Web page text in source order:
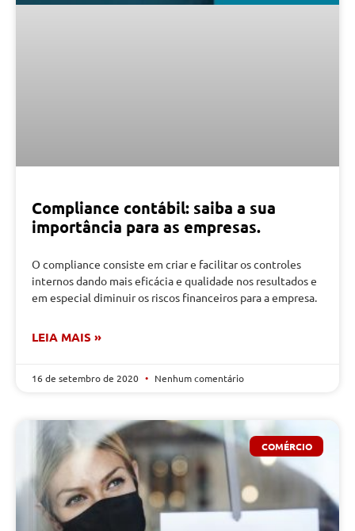
Compliance contábil: saiba a sua
importância para as empresas.
O compliance consiste em criar e facilitar os controles
internos dando mais eficácia e qualidade nos resultados e
em especial diminuir os riscos financeiros para a empresa.
LEIA MAIS »
16 de setembro de 2020 Nenhum comentário
COMÉRCIO